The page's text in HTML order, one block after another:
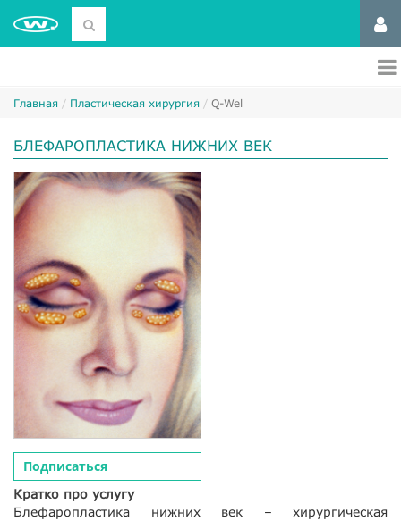
Главная Пластическая хирургия Q-Wel
БЛЕФАРОПЛАСТИКА НИЖНИХ ВЕК
Подписаться
Кратко про услугу
Блефаропластика нижних век – хирургическая